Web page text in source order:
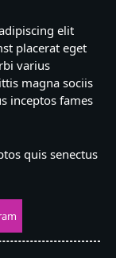
elit
placerat eget
varius
magna sociis
inceptos fames
quis senectus